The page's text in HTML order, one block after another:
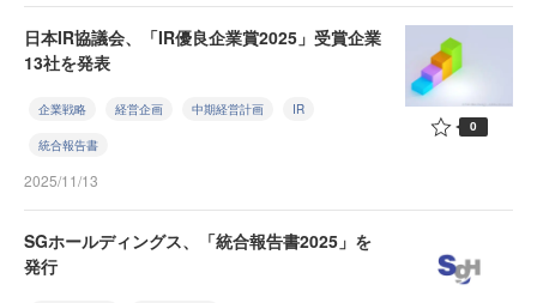
日本IR協議会、「IR優良企業賞2025」受賞企業
13社を発表
企業戦略 経営企画 中期経営計画 IR
統合報告書
2025/11/13
0
SGホールディングス、「統合報告書2025」を
発行